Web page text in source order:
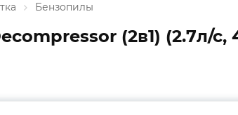
Бензопилы
(2в1) (2.7л/с,